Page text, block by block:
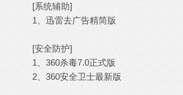
[系统辅助]
1、迅雷去广告精简版
[安全防护]
1、360杀毒7.0正式版
2、360安全卫士最新版